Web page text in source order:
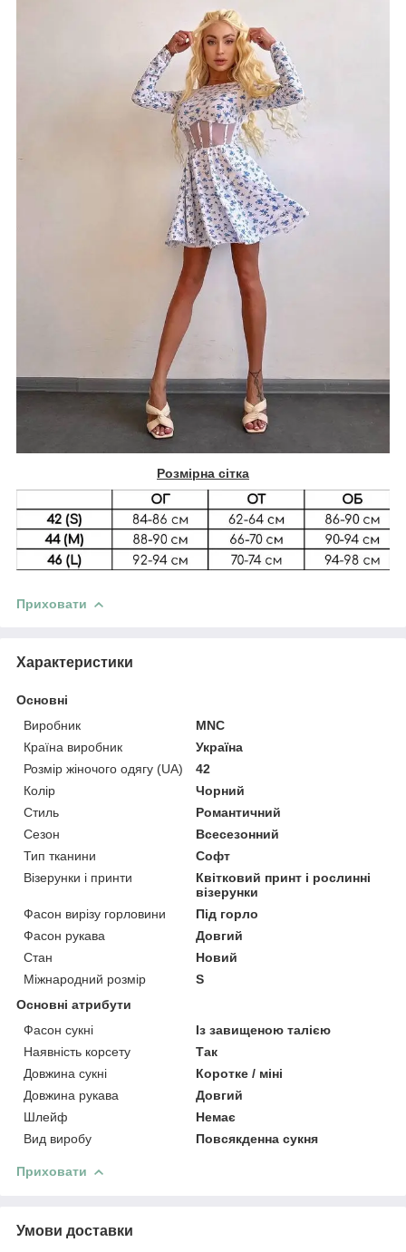
Розмірна сітка
Приховати
Характеристики
Основні
Виробник
MNC
Країна виробник
Україна
Розмір жіночого одягу (UA)
42
Колір
Чорний
Стиль
Романтичний
Сезон
Всесезонний
Тип тканини
Софт
Візерунки і принти
Квітковий принт і рослинні
візерунки
Фасон вирізу горловини
Під горло
Фасон рукава
Довгий
Стан
Новий
Міжнародний розмір
S
Основні атрибути
Фасон сукні
Із завищеною талією
Наявність корсету
Так
Довжина сукні
Коротке / міні
Довжина рукава
Довгий
Шлейф
Немає
Вид виробу
Повсякденна сукня
Приховати
Умови доставки